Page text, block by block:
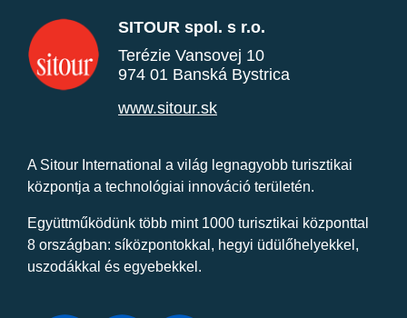
SITOUR spol. s r.o.
Terézie Vansovej 10
974 01 Banská Bystrica
www.sitour.sk
A Sitour International a világ legnagyobb turisztikai
központja a technológiai innováció területén.
Együttműködünk több mint 1000 turisztikai központtal
8 országban: síközpontokkal, hegyi üdülőhelyekkel,
uszodákkal és egyebekkel.